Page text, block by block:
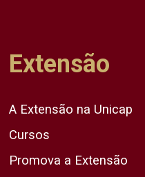
Extensão
A Extensão na Unicap
Cursos
Promova a Extensão